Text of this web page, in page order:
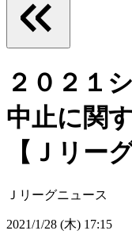
２０２１
中止に関
【Ｊリーグ
Ｊリーグニュース
2021/1/28 (木) 17:15